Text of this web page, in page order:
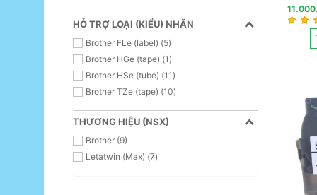
HỖ TRỢ LOẠI (KIỂU) NHÃN
Brother FLe (label) (5)
Brother HGe (tape) (1)
Brother HSe (tube) (11)
Brother TZe (tape) (10)
THƯƠNG HIỆU (NSX)
Brother (9)
Letatwin (Max) (7)